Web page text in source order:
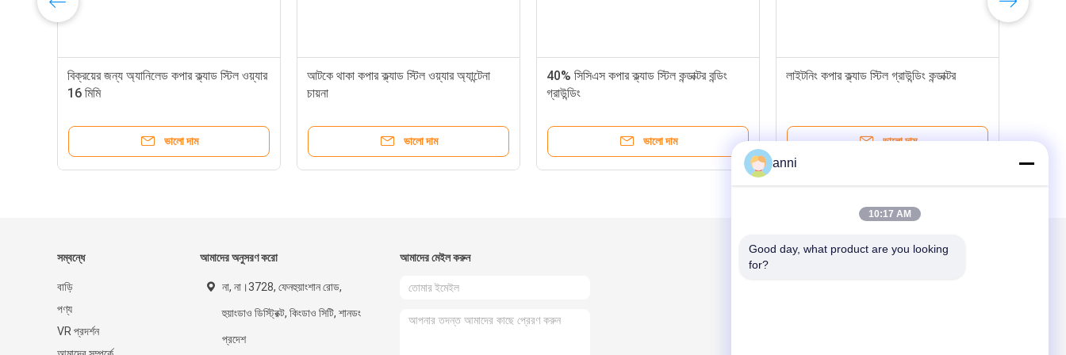
বিক্রয়ের জন্য অ্যানিলেড কপার ক্ল্যাড স্টিল ওয়্যার
16 মিমি
ভালো দাম
আটকে থাকা কপার ক্ল্যাড স্টিল ওয়্যার অ্যান্টেনা
চায়না
ভালো দাম
40% সিসিএস কপার ক্ল্যাড স্টিল কন্ডাক্টর বন্ডিং
গ্রাউন্ডিং
ভালো দাম
লাইটনিং কপার ক্ল্যাড স্টিল গ্রাউন্ডিং কন্ডাক্টর
ভালো দাম
সম্বন্ধে
বাড়ি
পণ্য
VR প্রদর্শন
আমাদের অনুসরণ করো
না, না।3728, ফেনহুয়াংশান রোড,
হুয়াংডাও ডিস্ট্রিক্ট, কিংডাও সিটি, শানডং
প্রদেশ
আমাদের মেইল ​​করুন
anni
10:17 AM
Good day, what product are you looking
for?